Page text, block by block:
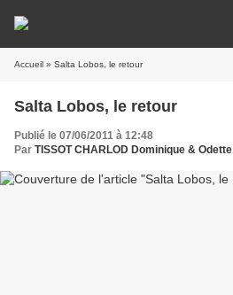
Accueil » Salta Lobos, le retour
Salta Lobos, le retour
Publié le 07/06/2011 à 12:48
Par TISSOT CHARLOD Dominique & Odette